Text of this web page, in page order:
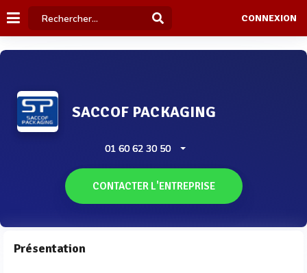
CONNEXION
SACCOF PACKAGING
01 60 62 30 50
CONTACTER L'ENTREPRISE
Présentation